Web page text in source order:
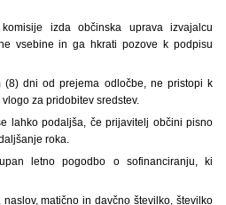
izda občinska uprava izvajalcu
vsebine in ga hkrati pozove k podpisu
(8) dni od prejema odločbe, ne pristopi k
za pridobitev sredstev.
lahko podaljša, če prijavitelj občini pisno
roka.
letno pogodbo o sofinanciranju, ki
matično in davčno številko, številko